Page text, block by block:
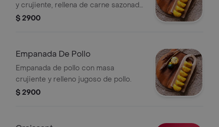
y crujiente, rellena de carne sazonada.
Ideal como entrada o snack.
$ 2900
Empanada De Pollo
Empanada de pollo con masa
crujiente y relleno jugoso de pollo.
$ 2900